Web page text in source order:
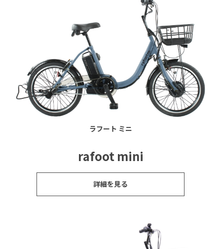
ラフート ミニ
rafoot mini
詳細を見る